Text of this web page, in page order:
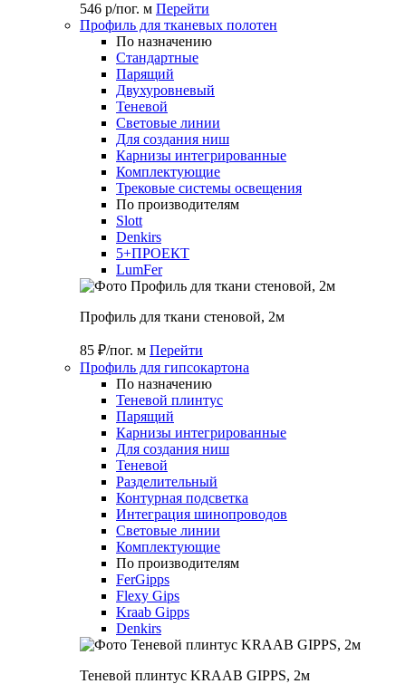
546 р/пог. м Перейти
Профиль для тканевых полотен
По назначению
Стандартные
Парящий
Двухуровневый
Теневой
Световые линии
Для создания ниш
Карнизы интегрированные
Комплектующие
Трековые системы освещения
По производителям
Slott
Denkirs
5+ПРОЕКТ
LumFer
Профиль для ткани стеновой, 2м
85 ₽/пог. м Перейти
Профиль для гипсокартона
По назначению
Теневой плинтус
Парящий
Карнизы интегрированные
Для создания ниш
Теневой
Разделительный
Контурная подсветка
Интеграция шинопроводов
Световые линии
Комплектующие
По производителям
FerGipps
Flexy Gips
Kraab Gipps
Denkirs
Теневой плинтус KRAAB GIPPS, 2м